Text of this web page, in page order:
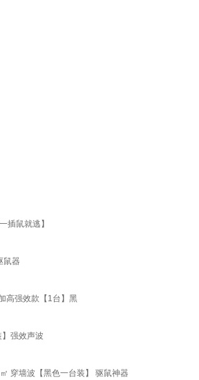
插鼠就逃】
鼠器
高强效款【1台】黑
强效声波
穿墙波【黑色一台装】 驱鼠神器